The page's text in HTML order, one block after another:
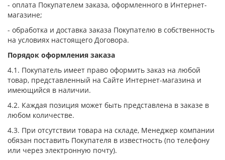
- оплата Покупателем заказа, оформленного в Интернет-
магазине;
- обработка и доставка заказа Покупателю в собственность
на условиях настоящего Договора.
Порядок оформления заказа
4.1. Покупатель имеет право оформить заказ на любой
товар, представленный на Сайте Интернет-магазина и
имеющийся в наличии.
4.2. Каждая позиция может быть представлена в заказе в
любом количестве.
4.3. При отсутствии товара на складе, Менеджер компании
обязан поставить Покупателя в известность (по телефону
или через электронную почту).